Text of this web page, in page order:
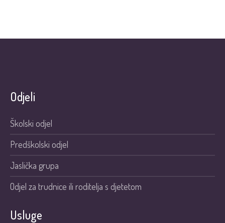
Odjeli
Školski odjel
Predškolski odjel
Jaslička grupa
Odjel za trudnice ili roditelja s djetetom
Usluge